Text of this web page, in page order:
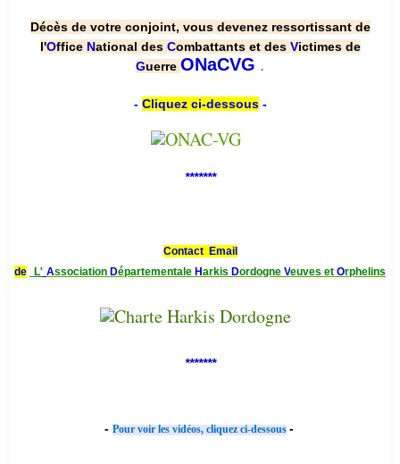
Décès de votre conjoint, vous devenez ressortissant de
l'Office National des Combattants et des Victimes de
Guerre ONaCVG .
- Cliquez ci-dessous-
*******
Contact Email
de
L' Association Départementale Harkis Dordogne Veuves et Orphelins
*******
- Pour voir les vidéos, cliquez ci-dessous -